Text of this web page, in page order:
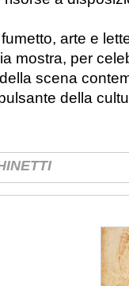
arte e
mostra, per
scena
della